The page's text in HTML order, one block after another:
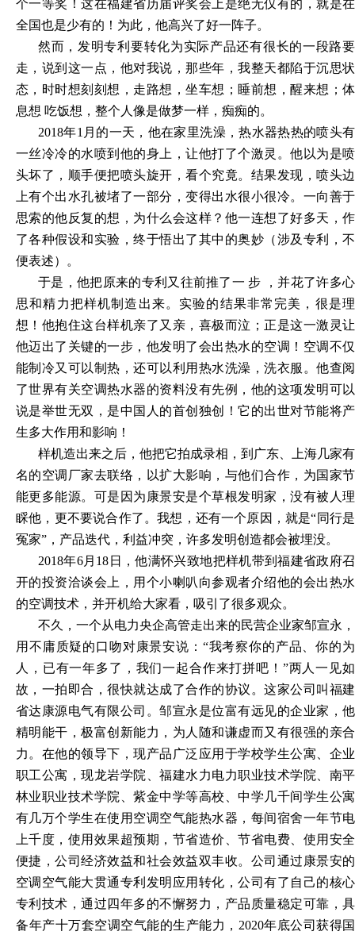
个一等奖！这在福建省历届评奖会上是绝无仅有的，就是在
全国也是少有的！为此，他高兴了好一阵子。
然而，发明专利要转化为实际产品还有很长的一段路要
走，说到这一点，他对我说，那些年，我整天都陷于沉思状
态，时时想刻刻想，走路想，坐车想；睡前想，醒来想；体
息想 吃饭想，整个人像是做梦一样，痴痴的。
2018年1月的一天，他在家里洗澡，热水器热热的喷头有
一丝冷冷的水喷到他的身上，让他打了个激灵。他以为是喷
头坏了，顺手便把喷头旋开，看个究竟。结果发现，喷头边
上有个出水孔被堵了一部分，变得出水很小很冷。一向善于
思索的他反复的想，为什么会这样？他一连想了好多天，作
了各种假设和实验，终于悟出了其中的奥妙（涉及专利，不
便表述）。
于是，他把原来的专利又往前推了一 步
，并花了许多心
思和精力把样机制造出来。实验的结果非常完美，很是理
想！他抱住这台样机亲了又亲，喜极而泣；正是这一激灵让
他迈出了关键的一步，他发明了会出热水的空调！空调不仅
能制冷又可以制热，还可以利用热水洗澡，洗衣服。他查阅
了世界有关空调热水器的资料没有先例，他的这项发明可以
说是举世无双，是中国人的首创独创！它的出世对节能将产
生多大作用和影响！
样机造出来之后，他把它拍成录相，到广东、上海几家有
名的空调厂家去联络，以扩大影响，与他们合作，为国家节
能更多能源。可是因为康景安是个草根发明家，没有被人理
睬他，更不要说合作了。我想，还有一个原因，就是“同行是
冤家”，产品迭代，利益冲突，许多发明创造都会被埋没。
2018年6月18日，他满怀兴致地把样机带到福建省政府召
开的投资洽谈会上，用个小喇叭向参观者介绍他的会出热水
的空调技术，并开机给大家看，吸引了很多观众。
不久，一个从电力央企高管走出来的民营企业家邹宣永，
用不庸质疑的口吻对康景安说： “我考察你的产品、你的为
人，已有一年多了，我们一起合作来打拼吧！”两人一见如
故，一拍即合，很快就达成了合作的协议。这家公司叫福建
省达康源电气有限公司。邹宣永是位富有远见的企业家，他
精明能干，极富创新能力，为人随和谦虚而又有很强的亲合
力。在他的领导下，现产品广泛应用于学校学生公寓、企业
职工公寓，现龙岩学院、福建水力电力职业技术学院、南平
林业职业技术学院、紫金中学等高校、中学几千间学生公寓
有几万个学生在使用空调空气能热水器，每间宿舍一年节电
上千度，使用效果超预期，节省造价、节省电费、使用安全
便捷，公司经济效益和社会效益双丰收。公司通过康景安的
空调空气能大贯通专利发明应用转化，公司有了自己的核心
专利技术，通过四年多的不懈努力，产品质量稳定可靠，具
备年产十万套空调空气能的生产能力，2020年底公司获得国